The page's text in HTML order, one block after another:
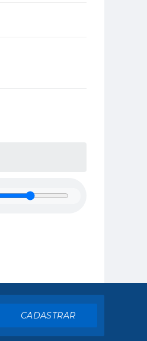
CADASTRAR